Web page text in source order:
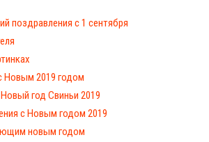
поздравления с 1 сентября
Новым 2019 годом
год Свиньи 2019
с Новым годом 2019
новым годом